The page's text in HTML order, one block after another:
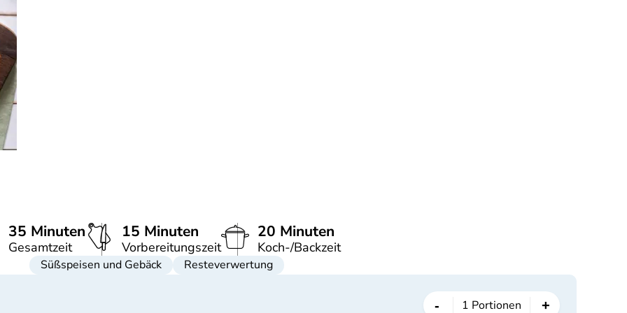
35 Minuten
Gesamtzeit
15 Minuten
Vorbereitungszeit
20 Minuten
Koch-/Backzeit
Süßspeisen und Gebäck Resteverwertung
- 1 Portionen +